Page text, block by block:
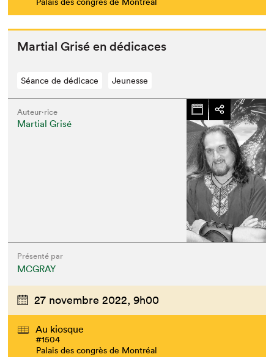
Mar­tial Grisé en dédicaces
Séance de dédicace Jeunesse
Auteur·rice
Martial Grisé
Présenté par
MCGRAY
27 novembre 2022, 9h00
Au kiosque
#1504
Palais des congrès de Montréal